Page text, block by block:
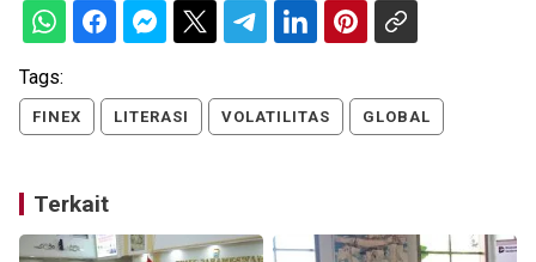
Tags:
FINEX LITERASI VOLATILITAS GLOBAL
Terkait